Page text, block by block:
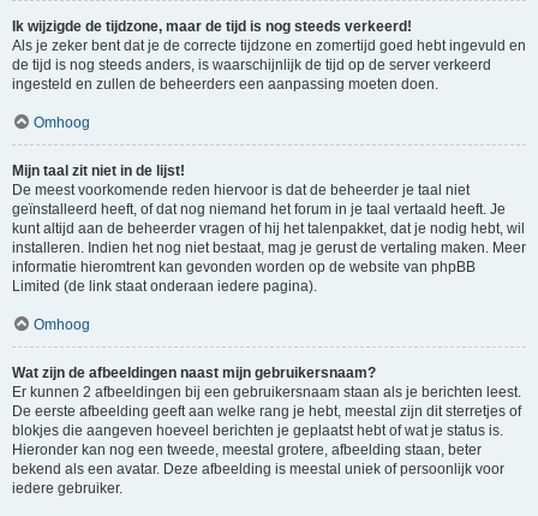
Ik wijzigde de tijdzone, maar de tijd is nog steeds verkeerd!
Als je zeker bent dat je de correcte tijdzone en zomertijd goed hebt ingevuld en
de tijd is nog steeds anders, is waarschijnlijk de tijd op de server verkeerd
ingesteld en zullen de beheerders een aanpassing moeten doen.
Omhoog
Mijn taal zit niet in de lijst!
De meest voorkomende reden hiervoor is dat de beheerder je taal niet
geïnstalleerd heeft, of dat nog niemand het forum in je taal vertaald heeft. Je
kunt altijd aan de beheerder vragen of hij het talenpakket, dat je nodig hebt, wil
installeren. Indien het nog niet bestaat, mag je gerust de vertaling maken. Meer
informatie hieromtrent kan gevonden worden op de website van phpBB
Limited (de link staat onderaan iedere pagina).
Omhoog
Wat zijn de afbeeldingen naast mijn gebruikersnaam?
Er kunnen 2 afbeeldingen bij een gebruikersnaam staan als je berichten leest.
De eerste afbeelding geeft aan welke rang je hebt, meestal zijn dit sterretjes of
blokjes die aangeven hoeveel berichten je geplaatst hebt of wat je status is.
Hieronder kan nog een tweede, meestal grotere, afbeelding staan, beter
bekend als een avatar. Deze afbeelding is meestal uniek of persoonlijk voor
iedere gebruiker.